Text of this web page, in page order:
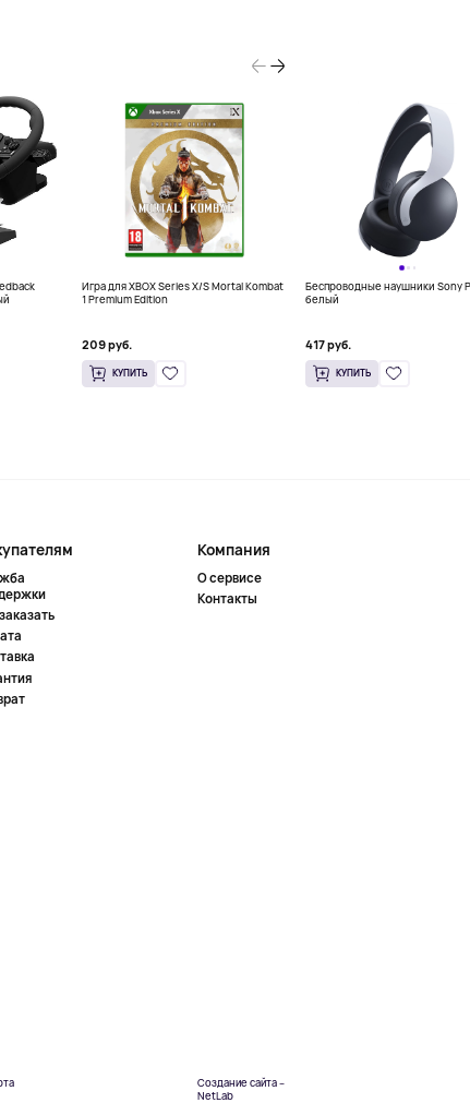
Игра для XBOX Series X/S Mortal Kombat
1 Premium Edition
209 руб.
КУПИТЬ
Беспроводные наушники Sony
белый
417 руб.
КУПИТЬ
Компания
О сервисе
Контакты
Создание сайта –
NetLab